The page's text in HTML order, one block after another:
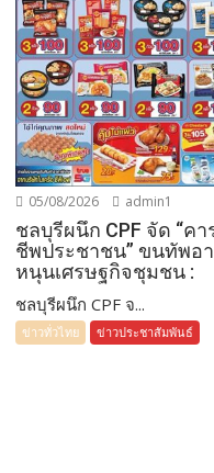
05/08/2026 admin1
ชลบุรีผนึก CPF จัด “ค
ชีพประชาชน” ขนทัพอ
หนุนเศรษฐกิจชุมชน :
ชลบุรีผนึก CPF จ...
ข่าวทั่วไทย ข่าวประชาสัมพันธ์